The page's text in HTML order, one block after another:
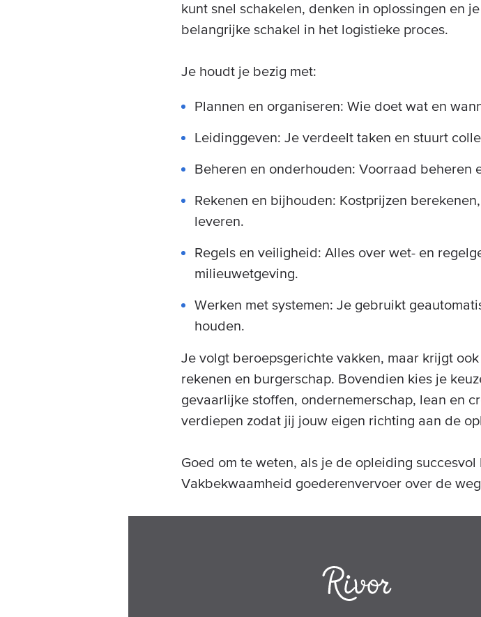
kunt snel schakelen, denken in oplossingen en
belangrijke schakel in het logistieke proces.
Je houdt je bezig met:
Plannen en organiseren: Wie doet wat en
Leidinggeven: Je verdeelt taken en stuurt
Beheren en onderhouden: Voorraad beheren
Rekenen en bijhouden: Kostprijzen
leveren.
Regels en veiligheid: Alles over wet- en
milieuwetgeving.
Werken met systemen: Je gebruikt
houden.
Je volgt beroepsgerichte vakken, maar krijgt
rekenen en burgerschap. Bovendien kies je
gevaarlijke stoffen, ondernemerschap, lean en
verdiepen zodat jij jouw eigen richting aan de
Goed om te weten, als je de opleiding
Vakbekwaamheid goederenvervoer over de